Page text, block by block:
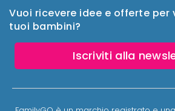
Vuoi ricevere idee e offerte per
tuoi bambini?
Iscriviti alla